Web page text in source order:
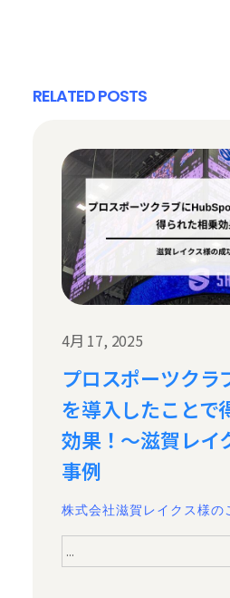
RELATED POSTS
4月 17, 2025
プロスポーツク
を導入したことで
効果！〜滋賀レイ
事例
株式会社滋賀レイクス様の
...